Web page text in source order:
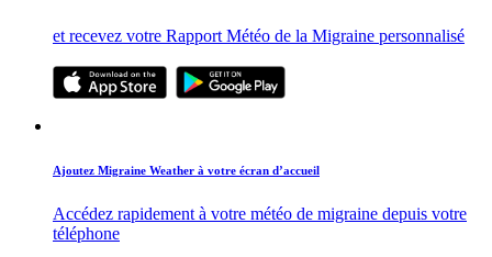
et recevez votre Rapport Météo de la Migraine personnalisé
Ajoutez Migraine Weather à votre écran d’accueil
Accédez rapidement à votre météo de migraine depuis votre
téléphone